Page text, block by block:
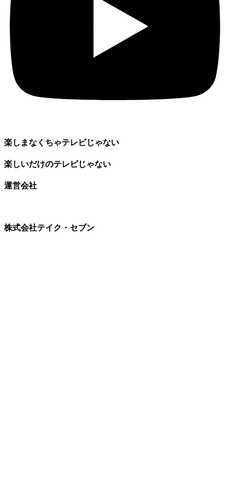
楽しまなくちゃテレビじゃない
楽しいだけのテレビじゃない
運営会社
株式会社テイク・セブン